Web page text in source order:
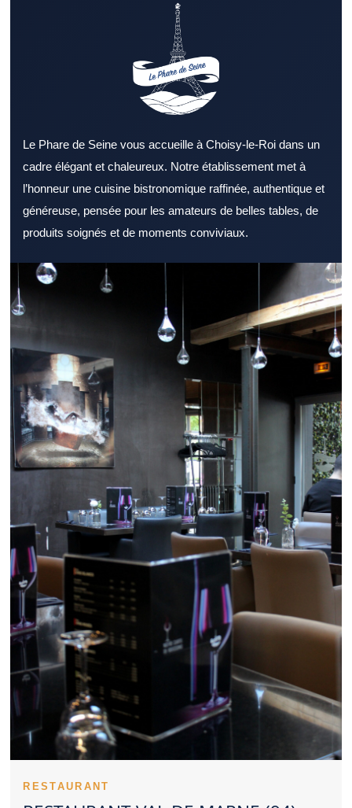
Le Phare de Seine vous accueille à Choisy-le-Roi dans un
cadre élégant et chaleureux. Notre établissement met à
l’honneur une cuisine bistronomique raffinée, authentique et
généreuse, pensée pour les amateurs de belles tables, de
produits soignés et de moments conviviaux.
Découvrir un Restaurant Val de Marne agréable permet de
préparer une sortie réussie. Un Restaurant Val de Marne reste
une solution appréciée pour partager un repas agréable. Le
décor d’un Restaurant Val de Marne reste un critère souvent
déterminant. La richesse de l’offre culinaire d’un Restaurant Val
de Marne peut faire la différence. La qualité des produits fait
partie des fondamentaux d’un Restaurant Val de Marne. La
qualité du service contribue directement à l’image d’un
Restaurant Val de Marne. Un Restaurant Val de Marne bien situé
améliore l’expérience dès l’arrivée. À l’heure du déjeuner, un
Restaurant Val de Marne bien organisé est souvent privilégié.
Pour un dîner convivial, un Restaurant Val de Marne avec une
belle ambiance est apprécié. Le cadre professionnel peut très
bien s’accorder avec un Restaurant Val de Marne de qualité. Un
Restaurant Val de Marne attractif propose généralement un bon
niveau de qualité pour son tarif. Les recettes emblématiques
donnent du relief à un Restaurant Val de Marne. Un Restaurant
Val de Marne sérieux veille à maintenir le même niveau
d’exigence. Les retours d’expérience peuvent orienter utilement
vers un Restaurant Val de Marne. Le style d’un Restaurant Val
de Marne reflète souvent une vision précise de la restauration.
Un Restaurant Val de Marne apprécié peut afficher rapidement
complet aux heures clés. Pour une sortie avec enfants, un
Restaurant Val de Marne bien pensé est précieux. Un
Restaurant Val de Marne élégant convient parfaitement aux
repas à deux. Un Restaurant Val de Marne gagne en attractivité
grâce à une belle présentation. L’hygiène fait partie des éléments
essentiels pour évaluer un Restaurant Val de Marne. Un
Restaurant Val de Marne attractif associe généralement confort,
saveur et accueil.
Un Restaurant Val de Marne peut se distinguer durablement
dans son secteur. L’identité d’un Restaurant Val de Marne se
perçoit souvent dès l’arrivée. Une équipe investie valorise
fortement un Restaurant Val de Marne. Une bonne cuisson
Le début du repas révèle souvent la qualité d’un Restaurant Val
RESTAURANT